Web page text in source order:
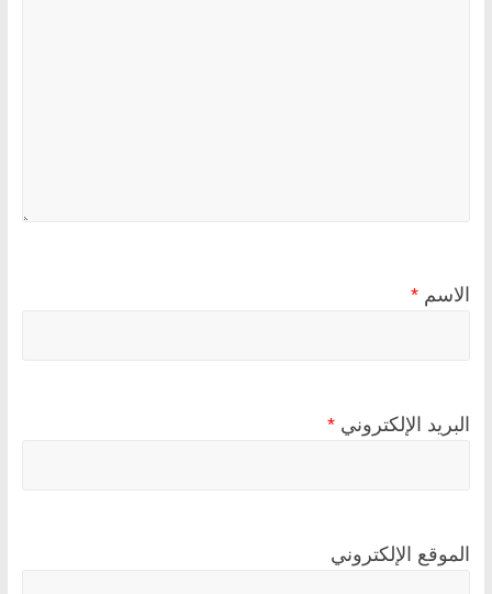
الاسم *
البريد الإلكتروني *
الموقع الإلكتروني